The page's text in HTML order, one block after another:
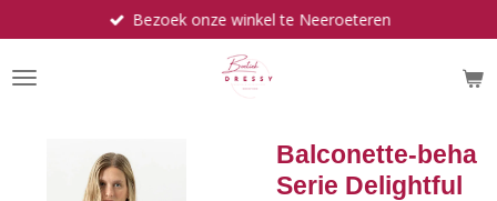
direct
naar
de
Bezoek onze winkel te Neeroeteren
Balconette-beha
Serie Delightful